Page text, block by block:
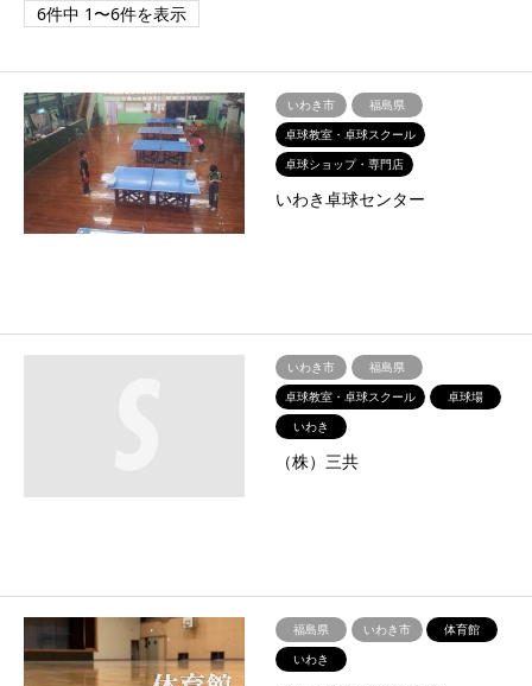
6件中 1〜6件を表示
いわき市
福島県
卓球教室・卓球スクール
卓球ショップ・専門店
いわき卓球センター
いわき市
福島県
卓球教室・卓球スクール
卓球場
いわき
（株）三共
福島県 いわき市
体育館
いわき